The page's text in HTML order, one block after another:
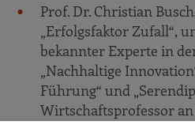
Prof. Dr. Christian
„Erfolgsfaktor Zufall“,
bekannter Experte in
„Nachhaltige
Führung“ und
Wirtschaftsprofessor